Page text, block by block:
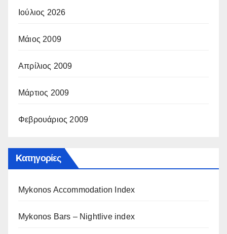
Ιούλιος 2026
Μάιος 2009
Απρίλιος 2009
Μάρτιος 2009
Φεβρουάριος 2009
Kατηγορίες
Mykonos Accommodation Index
Mykonos Bars – Nightlive index